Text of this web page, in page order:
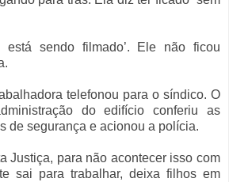
está sendo filmado’. Ele não ficou
telefonou para o síndico. O
do edifício conferiu as
de segurança e acionou a polícia.
Justiça, para não acontecer isso com
sai para trabalhar, deixa filhos em